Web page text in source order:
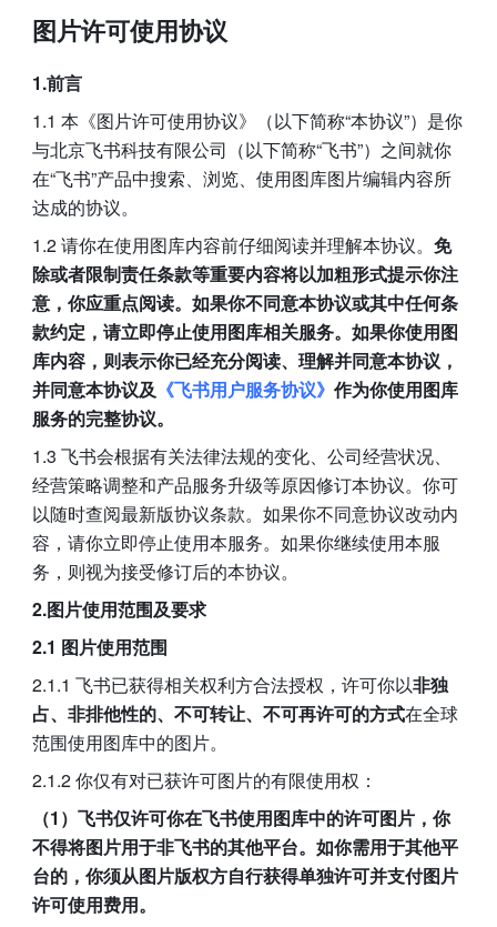
图片许可使用协议
1.前言
1.1 本《图片许可使用协议》（以下简称“本协议”）是你
与北京飞书科技有限公司（以下简称“飞书”）之间就你
在“飞书”产品中搜索、浏览、使用图库图片编辑内容所
达成的协议。
1.2 请你在使用图库内容前仔细阅读并理解本协议。 免
除或者限制责任条款等重要内容将以加粗形式提示你注
意，你应重点阅读。如果你不同意本协议或其中任何条
款约定，请立即停止使用图库相关服务。如果你使用图
库内容，则表示你已经充分阅读、理解并同意本协议，
并同意本协议及 《飞书用户服务协议》 作为你使用图库
服务的完整协议。
1.3 飞书会根据有关法律法规的变化、公司经营状况、
经营策略调整和产品服务升级等原因修订本协议。你可
以随时查阅最新版协议条款。如果你不同意协议改动内
容，请你立即停止使用本服务。如果你继续使用本服
务，则视为接受修订后的本协议。
2.图片使用范围及要求
2.1 图片使用范围
2.1.1 飞书已获得相关权利方合法授权，许可你以非独
占、非排他性的、不可转让、不可再许可的方式在全球
范围使用图库中的图片。
2.1.2 你仅有对已获许可图片的有限使用权：
（1）飞书仅许可你在飞书使用图库中的许可图片，你
不得将图片用于非飞书的其他平台。如你需用于其他平
台的，你须从图片版权方自行获得单独许可并支付图片
许可使用费用。